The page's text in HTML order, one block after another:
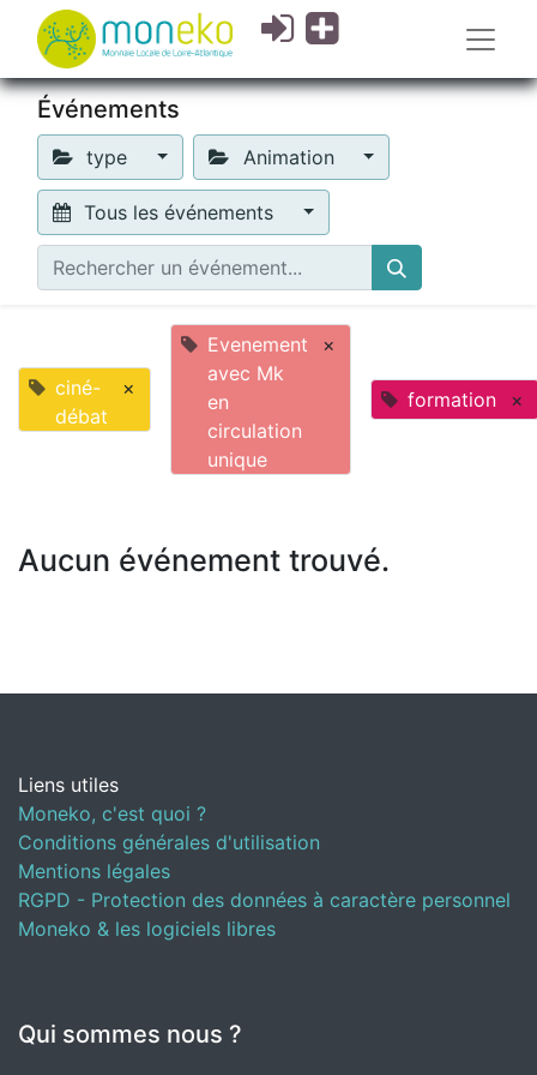
Événements
type Animation
Tous les événements
ciné-
débat
×
Evenement
avec Mk
en
circulation
unique
×
formation ×
Aucun événement trouvé.
Liens utiles
Moneko, c'est quoi ?
Conditions générales d'utilisation
Mentions légales
RGPD - Protection des données à caractère personnel
Moneko & les logiciels libres
Qui sommes nous ?